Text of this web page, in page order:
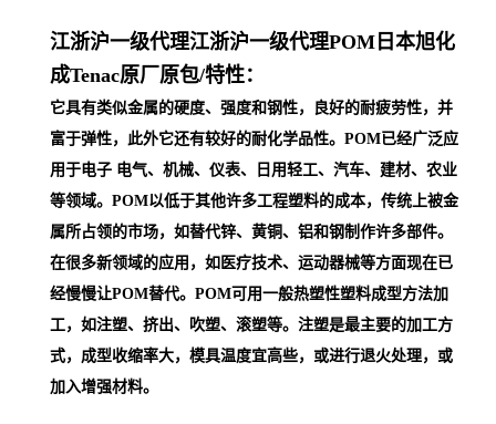
江浙沪一级代理江浙沪一级代理POM日本旭化
成Tenac原厂原包/特性：
它具有类似金属的硬度、强度和钢性，良好的耐疲劳性，并
富于弹性，此外它还有较好的耐化学品性。POM已经广泛应
用于电子 电气、机械、仪表、日用轻工、汽车、建材、农业
等领域。POM以低于其他许多工程塑料的成本，传统上被金
属所占领的市场，如替代锌、黄铜、铝和钢制作许多部件。
在很多新领域的应用，如医疗技术、运动器械等方面现在已
经慢慢让POM替代。POM可用一般热塑性塑料成型方法加
工，如注塑、挤出、吹塑、滚塑等。注塑是最主要的加工方
式，成型收缩率大，模具温度宜高些，或进行退火处理，或
加入增强材料。